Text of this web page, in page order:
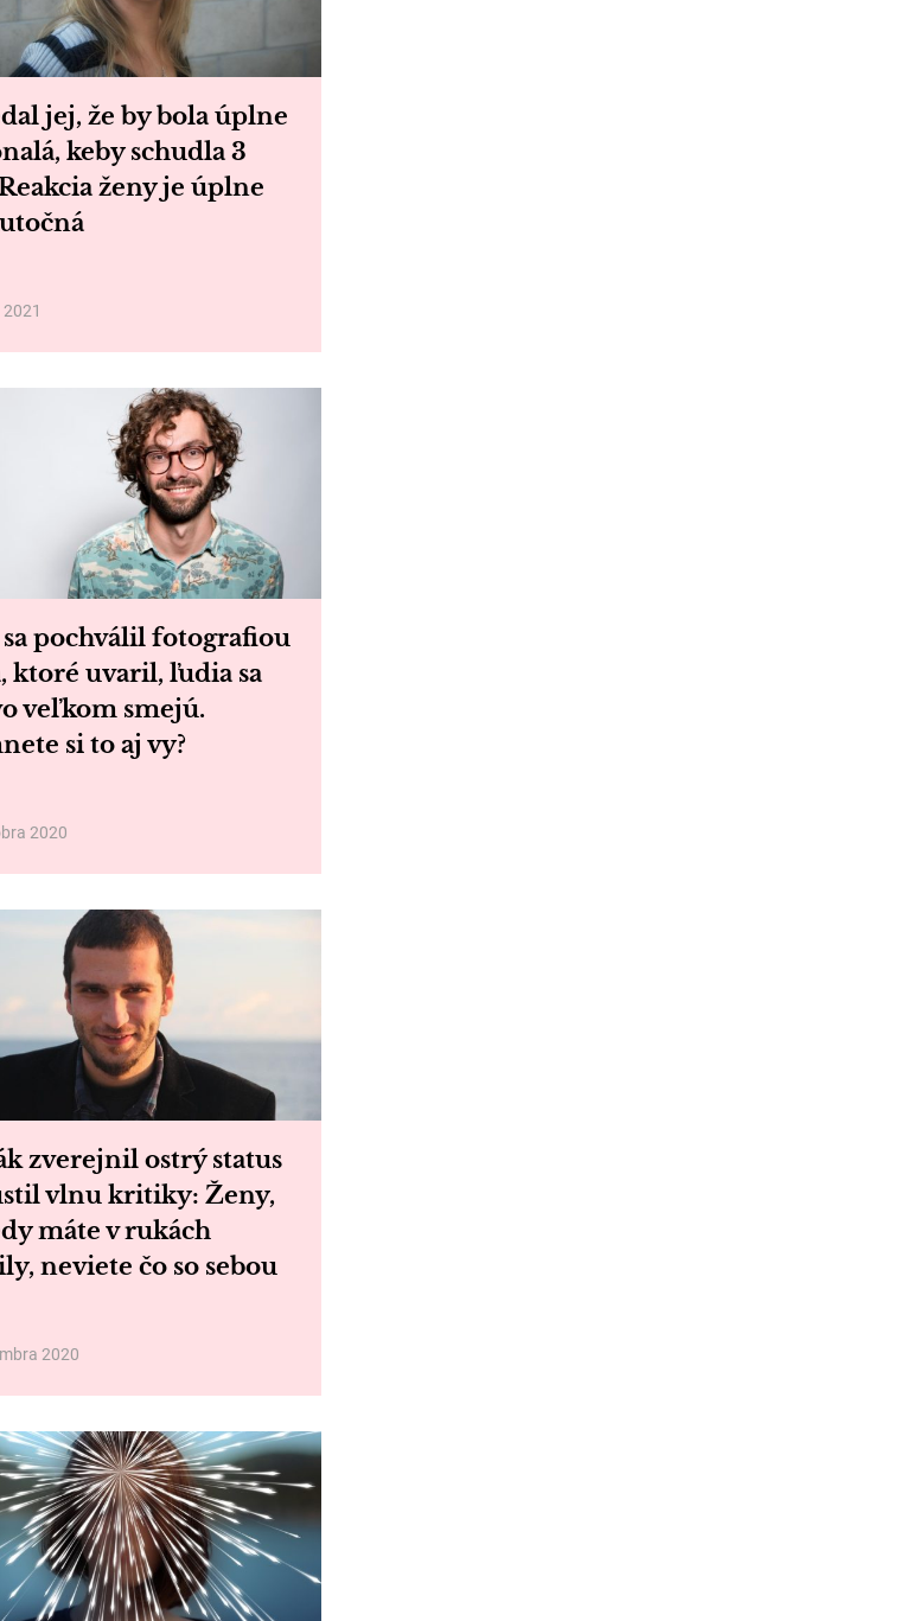
jej, že by bola úplne
keby schudla 3
ženy je úplne
pochválil fotografiou
ktoré uvaril, ľudia sa
veľkom smejú.
si to aj vy?
2020
zverejnil ostrý status
vlnu kritiky: Ženy,
máte v rukách
neviete čo so sebou
2020